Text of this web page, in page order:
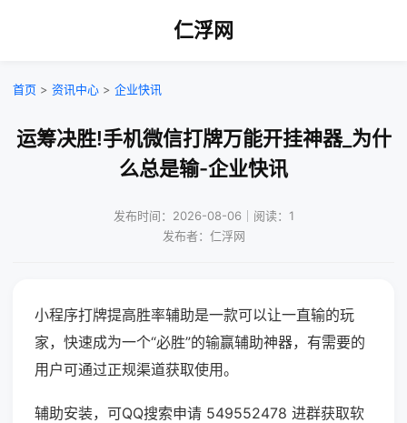
仁浮网
首页 > 资讯中心 > 企业快讯
运筹决胜!手机微信打牌万能开挂神器_为什
么总是输-企业快讯
发布时间：2026-08-06｜阅读：1
发布者：仁浮网
小程序打牌提高胜率辅助是一款可以让一直输的玩
家，快速成为一个“必胜”的输赢辅助神器，有需要的
用户可通过正规渠道获取使用。
辅助安装，可QQ搜索申请 549552478 进群获取软